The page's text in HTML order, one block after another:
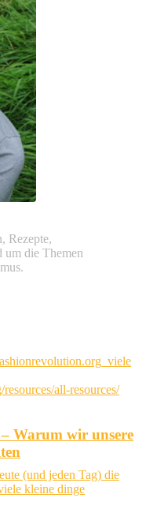
Rezepte,
um die Themen
Warum wir unsere